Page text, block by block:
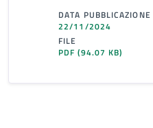
DATA PUBBLICAZIONE
22/11/2024
FILE
PDF(94.07 KB)